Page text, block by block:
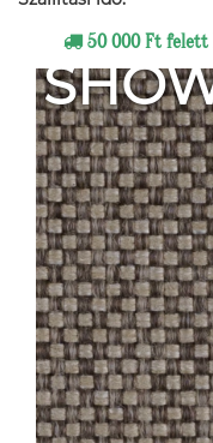
50 000 Ft felett